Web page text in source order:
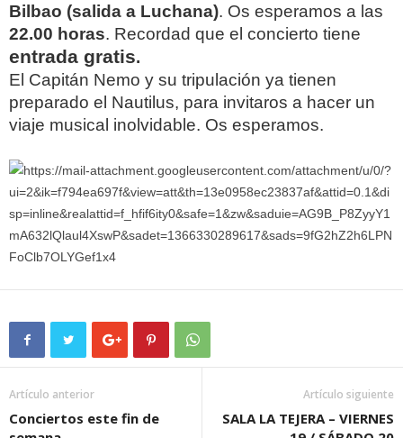
Bilbao (salida a Luchana). Os esperamos a las
22.00 horas. Recordad que el concierto tiene
entrada gratis.
El Capitán Nemo y su tripulación ya tienen
preparado el Nautilus, para invitaros a hacer un
viaje musical inolvidable. Os esperamos.
Artículo anterior
Conciertos este fin de
Artículo siguiente
SALA LA TEJERA – VIERNES